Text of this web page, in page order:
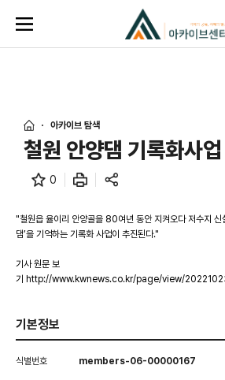
아카이브 탐색
철원 안양댐 기록화사
0
"철원읍 율이리 안양골을 80여년 동안 지켜오다 저수지 신
댐’을 기억하는 기록화 사업이 추진된다."
기사 원문 보
기 http://www.kwnews.co.kr/page/view/
기본정보
식별번호 members-06-00000167